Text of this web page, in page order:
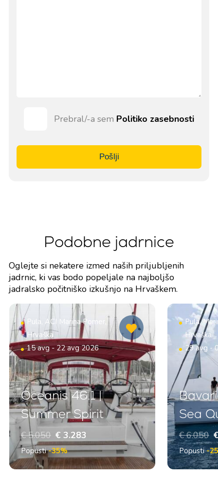
Prebral/-a sem Politiko zasebnosti
Pošlji
Podobne jadrnice
Oglejte si nekatere izmed naših priljubljenih
jadrnic, ki vas bodo popeljale na najboljšo
jadralsko počitniško izkušnjo na Hrvaškem.
Pula, ACI Marina Pomer,
Hrvaška
15 avg - 22 avg 2026
Oceanis 46.1 |
Summer Spirit
€ 5.050 € 3.283
Popusti-35%
Pula,
Hrvaška
29 avg -
Sea
€ 6.050
Popusti-